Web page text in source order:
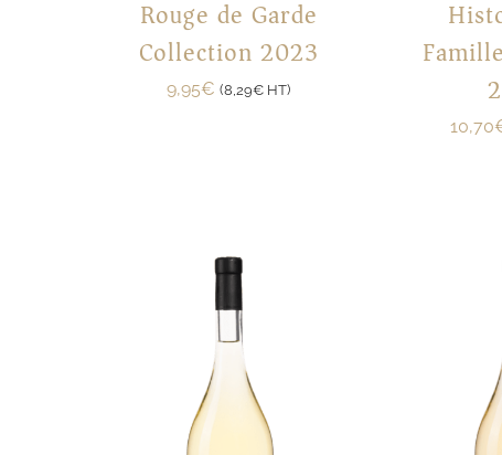
Rouge de Garde
Collection 2023
9,95€ (8,29€ HT)
10,70